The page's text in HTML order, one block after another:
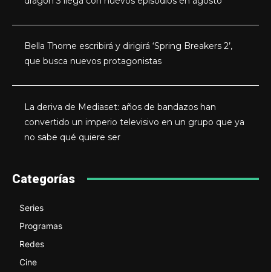
Bella Thorne escribirá y dirigirá ‘Spring Breakers 2’,
que busca nuevos protagonistas
La deriva de Mediaset: años de bandazos han
convertido un imperio televisivo en un grupo que ya
no sabe qué quiere ser
Categorías
Series
Programas
Redes
Cine